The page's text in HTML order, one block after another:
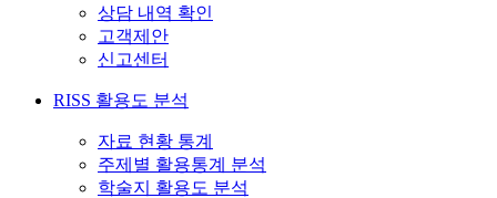
상담 내역 확인
고객제안
신고센터
RISS 활용도 분석
자료 현황 통계
주제별 활용통계 분석
학술지 활용도 분석